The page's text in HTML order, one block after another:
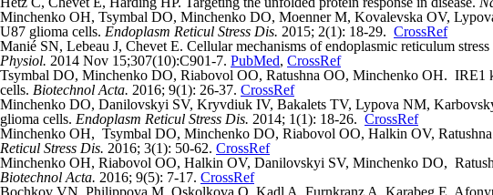
Minchenko OH, Tsymbal DO, Minchenko DO, Moenner M, Kovalevska OV,
U87 glioma cells. Endoplasm Reticul Stress Dis. 2015; 2(1): 18-29. CrossRef
Manié SN, Lebeau J, Chevet E. Cellular mechanisms of endoplasmic reticulum
Physiol. 2014 Nov 15;307(10):C901-7. PubMed, CrossRef
Tsymbal DO, Minchenko DO, Riabovol OO, Ratushna OO, Minchenko OH. IRE1
cells. Biotechnol Acta. 2016; 9(1): 26-37. CrossRef
Minchenko DO, Danilovskyi SV, Kryvdiuk IV, Bakalets TV, Lypova NM,
glioma cells. Endoplasm Reticul Stress Dis. 2014; 1(1): 18-26. CrossRef
Minchenko OH, Tsymbal DO, Minchenko DO, Riabovol OO, Halkin OV,
Reticul Stress Dis. 2016; 3(1): 50-62. CrossRef
Minchenko OH, Riabovol OO, Halkin OV, Danilovskyi SV, Minchenko DO,
Biotechnol Acta. 2016; 9(5): 7-17. CrossRef
Bochkov VN, Philippova M, Oskolkova O, Kadl A, Furnkranz A, Karabeg E,